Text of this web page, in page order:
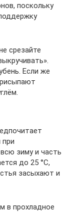
поскольку
срезайте
Если же
при
зиму и часть
до 25 °С,
засыхают и
в прохладное